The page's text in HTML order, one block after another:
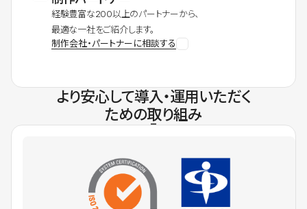
経験豊富な200以上のパートナーから、
最適な一社をご紹介します。
制作会社・パートナーに相談する
より安心して導入・運用いただく
ための取り組み